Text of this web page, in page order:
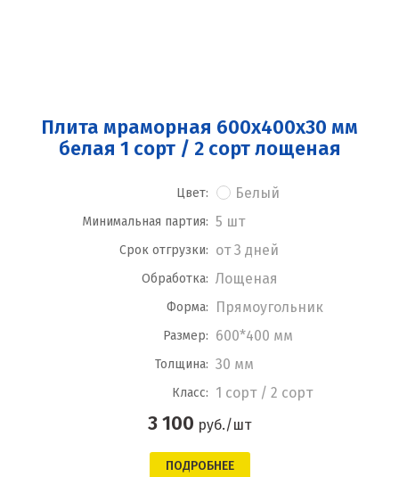
Плита мраморная 600x400x30 мм
белая 1 сорт / 2 сорт лощеная
Цвет: Белый
Минимальная партия: 5 шт
Срок отгрузки: от 3 дней
Обработка: Лощеная
Форма: Прямоугольник
Размер: 600*400 мм
Толщина: 30 мм
Класс: 1 сорт / 2 сорт
3 100 руб./шт
ПОДРОБНЕЕ